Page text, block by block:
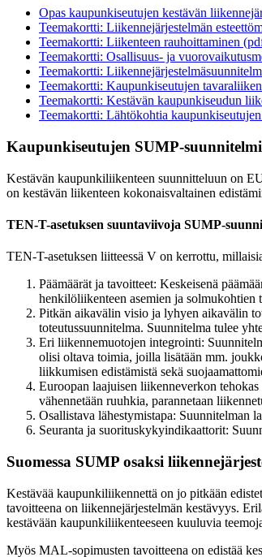
Opas kaupunkiseutujen kestävän
Teemakortti: Liikennejärjestelmän
Teemakortti: Liikenteen rauhoittaminen
Teemakortti: Osallisuus- ja
Teemakortti:
Teemakortti: Kaupunkiseutujen
Teemakortti: Kestävän kaupunkiseudun
Teemakortti: Lähtökohtia
Kaupunkiseutujen SUMP-
Kestävän kaupunkiliikenteen suunnitteluun on
on kestävän liikenteen kokonaisvaltainen
TEN-T-asetuksen suuntaviivoja SUMP-
TEN-T-asetuksen liitteessä V on kerrottu,
Päämäärät ja tavoitteet: Keskeisenä
henkilöliikenteen asemien ja
Pitkän aikavälin visio ja lyhyen aikavälin
toteutussuunnitelma. Suunnitelma tulee
Eri liikennemuotojen integrointi:
olisi oltava toimia, joilla lisätään mm.
liikkumisen edistämistä sekä
Euroopan laajuisen liikenneverkon
vähennetään ruuhkia, parannetaan
Osallistava lähestymistapa: Suunnitelman
Seuranta ja suorituskykyindikaattorit:
Suomessa SUMP osaksi
Kestävää kaupunkiliikennettä on jo pitkään
tavoitteena on liikennejärjestelmän kestävyys.
kestävään kaupunkiliikenteeseen kuuluvia
Myös MAL-sopimusten tavoitteena on edistää